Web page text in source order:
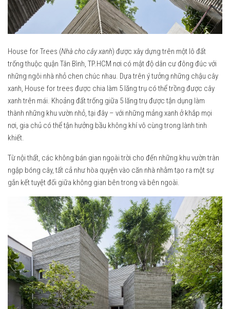
2024
2020
2019
2018
2017
2015
2012
Ashui Awards Tour
Liên hệ
House for Trees (Nhà cho cây xanh) được xây dựng trên một lô đất
trống thuộc quận Tân Bình, TP.HCM nơi có mật độ dân cư đông đúc với
những ngôi nhà nhỏ chen chúc nhau. Dựa trên ý tưởng những chậu cây
xanh, House for trees được chia làm 5 lăng trụ có thể trồng được cây
xanh trên mái. Khoảng đất trống giữa 5 lăng trụ được tận dụng làm
thành những khu vườn nhỏ, tại đây – với những mảng xanh ở khắp mọi
nơi, gia chủ có thể tận hưởng bầu không khí vô cùng trong lành tinh
khiết.
Từ nội thất, các không bán gian ngoài trời cho đến những khu vườn tràn
ngập bóng cây, tất cả như hòa quyện vào căn nhà nhằm tạo ra một sự
gắn kết tuyệt đối giữa không gian bên trong và bên ngoài.